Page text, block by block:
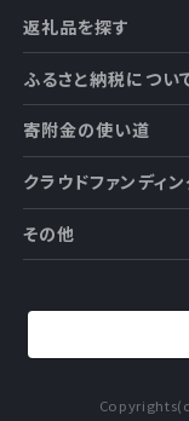
返礼品を探す
ふるさと納税につい
寄附金の使い道
クラウドファンディ
その他